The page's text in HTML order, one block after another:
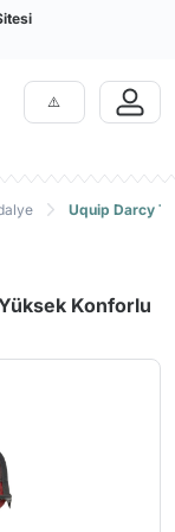
Uquip Darcy
Konforlu